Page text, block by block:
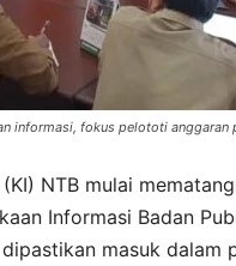
informasi, fokus pelototi anggaran
NTB mulai
Informasi Badan
masuk dalam